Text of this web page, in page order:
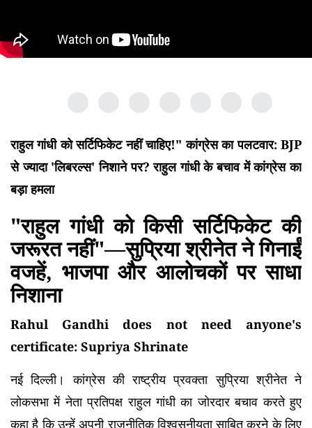
राहुल गांधी को सर्टिफिकेट नहीं चाहिए!" कांग्रेस का पलटवार: BJP
से ज्यादा 'लिबरल्स' निशाने पर? राहुल गांधी के बचाव में कांग्रेस का
बड़ा हमला
"राहुल गांधी को किसी सर्टिफिकेट की
जरूरत नहीं"—सुप्रिया श्रीनेत ने गिनाईं
वजहें, भाजपा और आलोचकों पर साधा
निशाना
Rahul Gandhi does not need anyone's
certificate: Supriya Shrinate
नई दिल्ली। कांग्रेस की राष्ट्रीय प्रवक्ता सुप्रिया श्रीनेत ने
लोकसभा में नेता प्रतिपक्ष राहुल गांधी का जोरदार बचाव करते हुए
कहा है कि उन्हें अपनी राजनीतिक विश्वसनीयता साबित करने के लिए